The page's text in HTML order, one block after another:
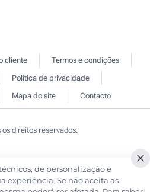
cliente
Termos e condições
Política de privacidade
Mapa do site Contacto
direitos reservados.
de personalização e
experiência. Se não aceita as